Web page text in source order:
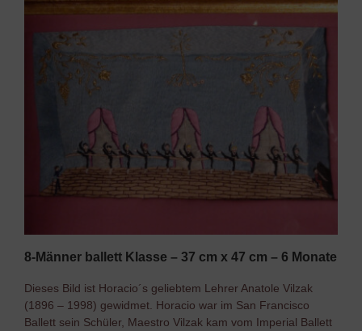
8-Männer ballett Klasse – 37 cm x 47 cm – 6 Monate
Dieses Bild ist Horacio´s geliebtem Lehrer Anatole Vilzak
(1896 – 1998) gewidmet. Horacio war im San Francisco
Ballett sein Schüler, Maestro Vilzak kam vom Imperial Ballett